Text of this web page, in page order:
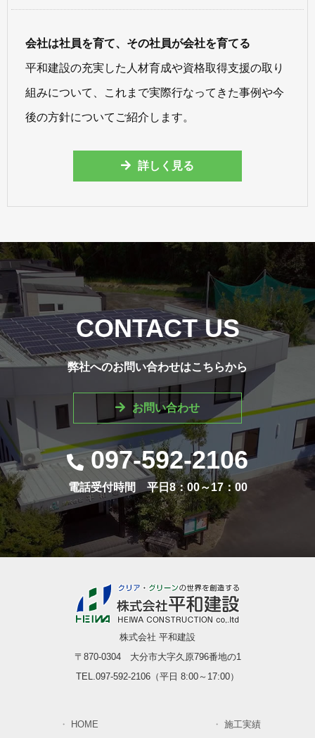
会社は社員を育て、その社員が会社を育てる
平和建設の充実した人材育成や資格取得支援の取り
組みについて、これまで実際行なってきた事例や今
後の方針についてご紹介します。
詳しく見る
CONTACT US
弊社へのお問い合わせはこちらから
お問い合わせ
097-592-2106
電話受付時間 平日8：00～17：00
株式会社 平和建設
〒870-0304 大分市大字久原796番地の1
TEL.097-592-2106（平日 8:00～17:00）
HOME 施工実績